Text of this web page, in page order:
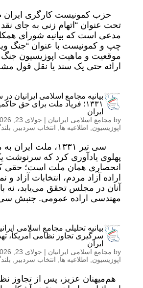
حزب کمونیست کارگری ایران
تحت عنوان “اتهام زنی به جای
مدعی است که بیانیه شورای
چپ و کمونیست با عنوان “جنگ
موقعیت و ماهیت اپوزیسیون
ارائه حتی یک سند یا نقل قول
بیانیه مجامع اسلامی ایرانیان
۱۳۳۱؛ فریاد ملت برای حق
ایران
by مجامع اسلامی ایرانیان | جولای 23, 2026 11:14 ق.ظ
اپوزیسیون
اطلاعیه ها انتخاب سردبیر
سی تیر ۱۳۳۱، ملت
پهلوی یادآوری کرد که
انحصاری همان ملت است؛ حقی که
اراده آزاد مردم، انتخابات آزاد و
آنان در مجلس تحقق می‌یابد، نه
مهندسی اراده عمومی. جنبش سی
بیانیه تحلیلی مجامع اسلامی
سرگیری تجاوز نظامی آمریکا،
ایران
by مجامع اسلامی ایرانیان | جولای 23, 2026 11:11 ق.ظ
اپوزیسیون
اطلاعیه ها انتخاب سردبیر
هم‌میهنان عزیز، پس از تجاوز